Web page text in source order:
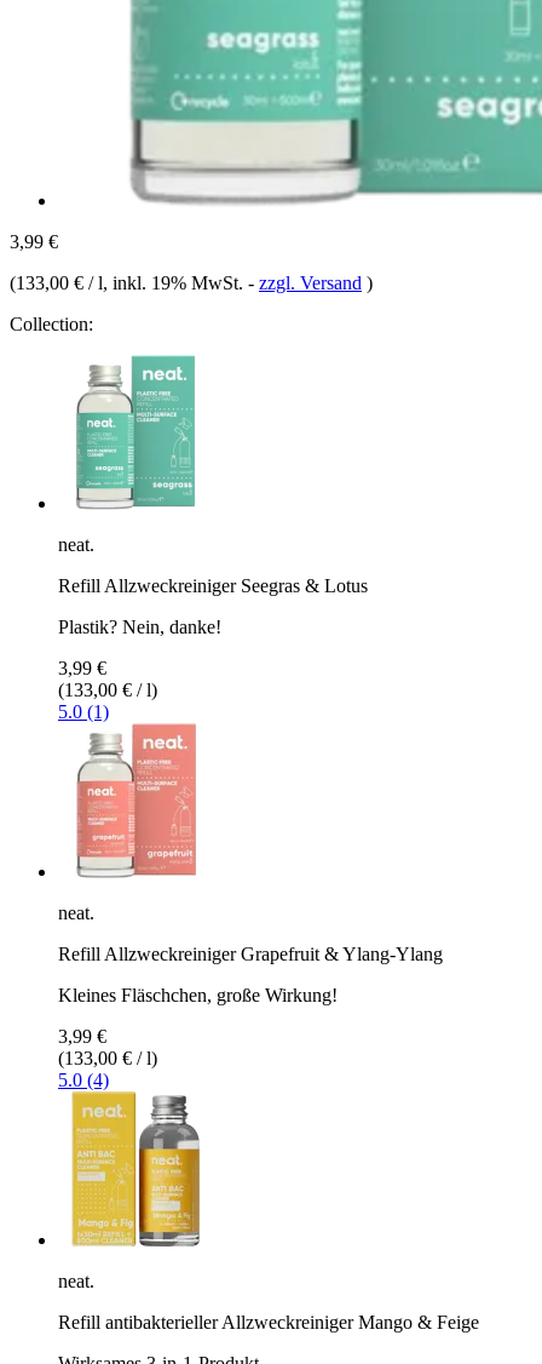
3,99 €
(133,00 € / l, inkl. 19% MwSt. - zzgl. Versand )
Collection:
neat.
Refill Allzweckreiniger Seegras & Lotus
Plastik? Nein, danke!
3,99 €
(133,00 € / l)
5.0 (1)
neat.
Refill Allzweckreiniger Grapefruit & Ylang-Ylang
Kleines Fläschchen, große Wirkung!
3,99 €
(133,00 € / l)
5.0 (4)
neat.
Refill antibakterieller Allzweckreiniger Mango & Feige